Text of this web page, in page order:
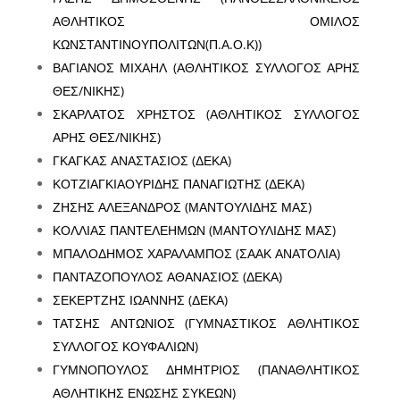
ΑΘΛΗΤΙΚΟΣ ΟΜΙΛΟΣ
ΚΩΝΣΤΑΝΤΙΝΟΥΠΟΛΙΤΩΝ(Π.Α.Ο.Κ))
ΒΑΓΙΑΝΟΣ ΜΙΧΑΗΛ (ΑΘΛΗΤΙΚΟΣ ΣΥΛΛΟΓΟΣ ΑΡΗΣ
ΘΕΣ/ΝΙΚΗΣ)
ΣΚΑΡΛΑΤΟΣ ΧΡΗΣΤΟΣ (ΑΘΛΗΤΙΚΟΣ ΣΥΛΛΟΓΟΣ
ΑΡΗΣ ΘΕΣ/ΝΙΚΗΣ)
ΓΚΑΓΚΑΣ ΑΝΑΣΤΑΣΙΟΣ (ΔΕΚΑ)
ΚΟΤΖΙΑΓΚΙΑΟΥΡΙΔΗΣ ΠΑΝΑΓΙΩΤΗΣ (ΔΕΚΑ)
ΖΗΣΗΣ ΑΛΕΞΑΝΔΡΟΣ (ΜΑΝΤΟΥΛΙΔΗΣ ΜΑΣ)
ΚΟΛΛΙΑΣ ΠΑΝΤΕΛΕΗΜΩΝ (ΜΑΝΤΟΥΛΙΔΗΣ ΜΑΣ)
ΜΠΑΛΟΔΗΜΟΣ ΧΑΡΑΛΑΜΠΟΣ (ΣΑΑΚ ΑΝΑΤΟΛΙΑ)
ΠΑΝΤΑΖΟΠΟΥΛΟΣ ΑΘΑΝΑΣΙΟΣ (ΔΕΚΑ)
ΣΕΚΕΡΤΖΗΣ ΙΩΑΝΝΗΣ (ΔΕΚΑ)
ΤΑΤΣΗΣ ΑΝΤΩΝΙΟΣ (ΓΥΜΝΑΣΤΙΚΟΣ ΑΘΛΗΤΙΚΟΣ
ΣΥΛΛΟΓΟΣ ΚΟΥΦΑΛΙΩΝ)
ΓΥΜΝΟΠΟΥΛΟΣ ΔΗΜΗΤΡΙΟΣ (ΠΑΝΑΘΛΗΤΙΚΟΣ
ΑΘΛΗΤΙΚΗΣ ΕΝΩΣΗΣ ΣΥΚΕΩΝ)